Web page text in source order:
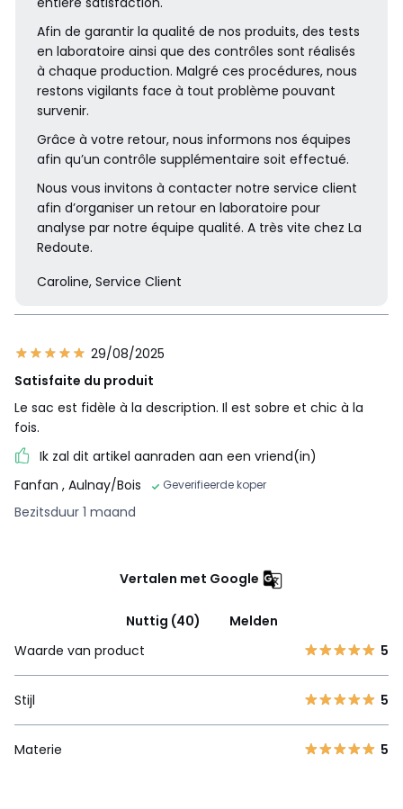
Afin de garantir la qualité de nos produits, des tests
en laboratoire ainsi que des contrôles sont réalisés
à chaque production. Malgré ces procédures, nous
restons vigilants face à tout problème pouvant
survenir.
Grâce à votre retour, nous informons nos équipes
afin qu’un contrôle supplémentaire soit effectué.
Nous vous invitons à contacter notre service client
afin d’organiser un retour en laboratoire pour
analyse par notre équipe qualité. A très vite chez La
Redoute.
Caroline, Service Client
29/08/2025
Satisfaite du produit
Le sac est fidèle à la description. Il est sobre et chic à la
fois.
Ik zal dit artikel aanraden aan een vriend(in)
Fanfan , Aulnay/Bois Geverifieerde koper
Bezitsduur 1 maand
Vertalen met Google
Nuttig (40)
Melden
Waarde van product
5
Stijl 5
Materie 5